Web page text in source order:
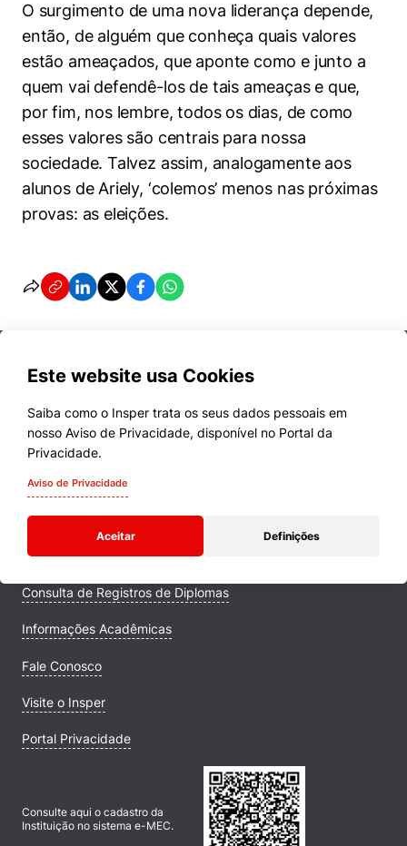
O surgimento de uma nova liderança depende,
então, de alguém que conheça quais valores
estão ameaçados, que aponte como e junto a
quem vai defendê-los de tais ameaças e que,
por fim, nos lembre, todos os dias, de como
esses valores são centrais para nossa
sociedade. Talvez assim, analogamente aos
alunos de Ariely, ‘colemos’ menos nas próximas
provas: as eleições.
Este website usa Cookies
Saiba como o Insper trata os seus dados pessoais em
nosso Aviso de Privacidade, disponível no Portal da
Privacidade.
Aviso de Privacidade
Aceitar Definições
Cursos
Quem Somos
Comunidade Transforme
Campus
Consulta de Registros de Diplomas
Informações Acadêmicas
Fale Conosco
Visite o Insper
Portal Privacidade
Consulte aqui o cadastro da
Instituição no sistema e-MEC.